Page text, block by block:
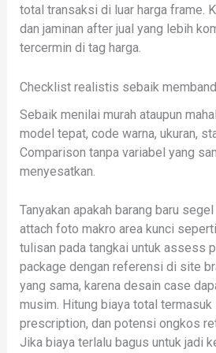
total transaksi di luar harga frame.
dan jaminan after jual yang lebih
tercermin di tag harga.
Checklist realistis sebaik
Sebaik menilai murah ataupun
model tepat, code warna, ukuran,
Comparison tanpa variabel yang
menyesatkan.
Tanyakan apakah barang baru
attach foto makro area kunci
tulisan pada tangkai untuk assess
package dengan referensi di site
yang sama, karena desain case
musim. Hitung biaya total termasuk
prescription, dan potensi ongkos
Jika biaya terlalu bagus untuk jadi